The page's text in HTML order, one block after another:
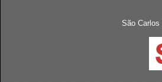
São